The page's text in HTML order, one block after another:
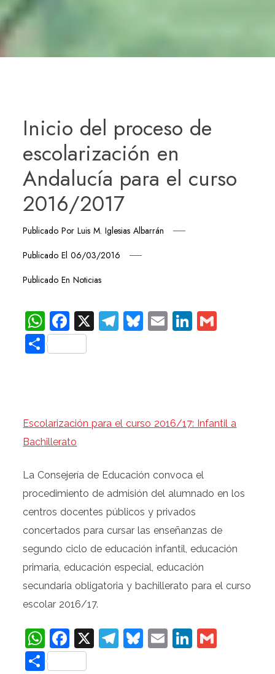
Inicio del proceso de
escolarización en
Andalucía para el curso
2016/2017
Publicado PorLuis M. Iglesias Albarrán
Publicado El06/03/2016
Publicado EnNoticias
WhatsApp
Facebook
X Telegram
Bluesky
EmailLinkedIn
Compartir
Escolarización para el curso 2016/17: Infantil a
Bachillerato
La Consejería de Educación convoca el
procedimiento de admisión del alumnado en los
centros docentes públicos y privados
concertados para cursar las enseñanzas de
segundo ciclo de educación infantil, educación
primaria, educación especial, educación
secundaria obligatoria y bachillerato para el curso
escolar 2016/17.
WhatsApp
Facebook
X Telegram
Bluesky
EmailLinkedIn
Compartir